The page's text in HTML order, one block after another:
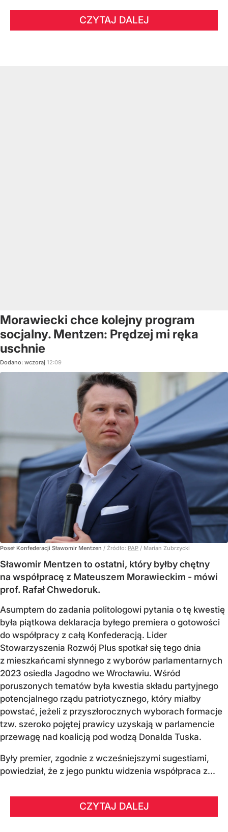
CZYTAJ DALEJ
Morawiecki chce kolejny program
socjalny. Mentzen: Prędzej mi ręka
uschnie
Dodano: wczoraj 12:09
Poseł Konfederacji Sławomir Mentzen / Źródło: PAP / Marian Zubrzycki
Sławomir Mentzen to ostatni, który byłby chętny
na współpracę z Mateuszem Morawieckim - mówi
prof. Rafał Chwedoruk.
Asumptem do zadania politologowi pytania o tę kwestię
była piątkowa deklaracja byłego premiera o gotowości
do współpracy z całą Konfederacją. Lider
Stowarzyszenia Rozwój Plus spotkał się tego dnia
z mieszkańcami słynnego z wyborów parlamentarnych
2023 osiedla Jagodno we Wrocławiu. Wśród
poruszonych tematów była kwestia składu partyjnego
potencjalnego rządu patriotycznego, który miałby
powstać, jeżeli z przyszłorocznych wyborach formacje
tzw. szeroko pojętej prawicy uzyskają w parlamencie
przewagę nad koalicją pod wodzą Donalda Tuska.
Były premier, zgodnie z wcześniejszymi sugestiami,
powiedział, że z jego punktu widzenia współpraca z...
CZYTAJ DALEJ